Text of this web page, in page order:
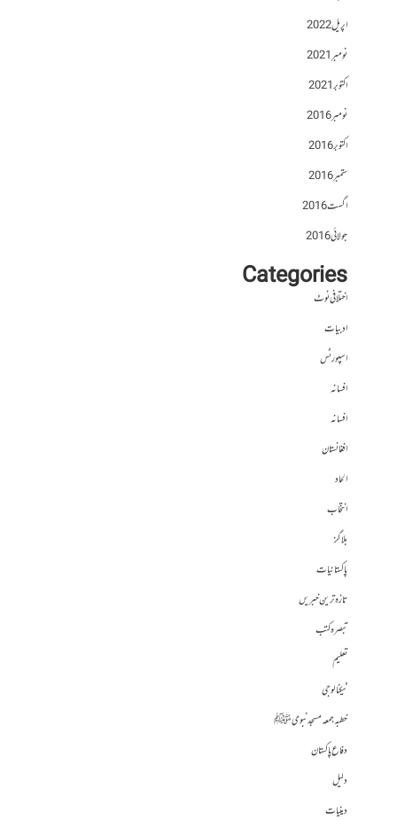
اپریل 2022
نومبر 2021
اکتوبر 2021
نومبر 2016
اکتوبر 2016
ستمبر 2016
اگست 2016
جولائی 2016
Categories
اختلافی نوٹ
ادبیات
اسپورٹس
افسانہ
افسانہ
افغانستان
الحاد
انتخاب
بلاگز
پاکستانیات
تازہ ترین خبریں
تبصرہ کتب
تعلیم
ٹیکنالوجی
خطبہ جمعہ مسجد نبوی ﷺ
دفاع پاکستان
دلیل
دینیات